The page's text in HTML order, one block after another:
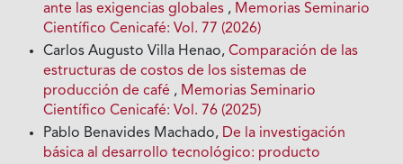
ante las exigencias globales , Memorias Seminario
Científico Cenicafé: Vol. 77 (2026)
Carlos Augusto Villa Henao,Comparación de las
estructuras de costos de los sistemas de
producción de café , Memorias Seminario
Científico Cenicafé: Vol. 76 (2025)
Pablo Benavides Machado, De la investigación
básica al desarrollo tecnológico: producto